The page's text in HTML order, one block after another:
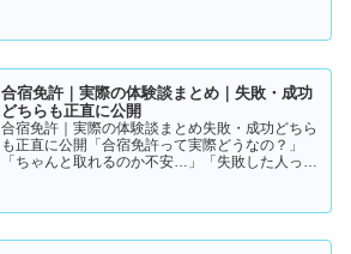
と、人によって最適…
合宿免許｜実際の体験談まとめ｜失敗・成功
どちらも正直に公開
合宿免許｜実際の体験談まとめ失敗・成功どちら
も正直に公開「合宿免許って実際どうなの？」
「ちゃんと取れるのか不安…」「失敗した人って
た。結論から言うと👇👉 …